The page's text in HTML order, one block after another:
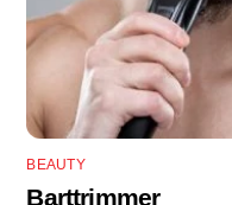
BEAUTY
Barttrimmer